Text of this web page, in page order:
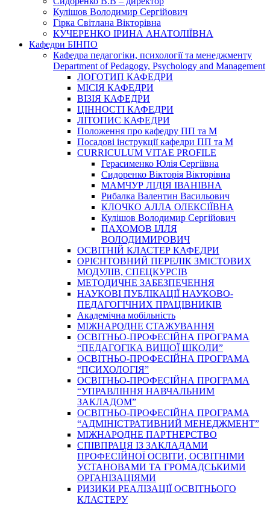
Кулішов Володимир Сергійович
Гірка Світлана Вікторівна
КУЧЕРЕНКО ІРИНА АНАТОЛІЇВНА
Кафедри БІНПО
Кафедра педагогіки, психології та менеджменту
Department of Pedagogy, Psychology and Management
ЛОГОТИП КАФЕДРИ
МІСІЯ КАФЕДРИ
ВІЗІЯ КАФЕДРИ
ЦІННОСТІ КАФЕДРИ
ЛІТОПИС КАФЕДРИ
Положення про кафедру ПП та М
Посадові інструкції кафедри ПП та М
CURRICULUM VITAE PROFILE
Герасименко Юлія Сергіївна
Сидоренко Вікторія Вікторівна
МАМЧУР ЛІДІЯ ІВАНІВНА
Рибалка Валентин Васильович
КЛОЧКО АЛЛА ОЛЕКСІЇВНА
Кулішов Володимир Сергійович
ПАХОМОВ ІЛЛЯ
ВОЛОДИМИРОВИЧ
ОСВІТНІЙ КЛАСТЕР КАФЕДРИ
ОРІЄНТОВНИЙ ПЕРЕЛІК ЗМІСТОВИХ
МОДУЛІВ, СПЕЦКУРСІВ
МЕТОДИЧНЕ ЗАБЕЗПЕЧЕННЯ
НАУКОВІ ПУБЛІКАЦІЇ НАУКОВО-
ПЕДАГОГІЧНИХ ПРАЦІВНИКІВ
Академічна мобільність
МІЖНАРОДНЕ СТАЖУВАННЯ
ОСВІТНЬО-ПРОФЕСІЙНА ПРОГРАМА
“ПЕДАГОГІКА ВИЩОЇ ШКОЛИ”
ОСВІТНЬО-ПРОФЕСІЙНА ПРОГРАМА
“ПСИХОЛОГІЯ”
ОСВІТНЬО-ПРОФЕСІЙНА ПРОГРАМА
“УПРАВЛІННЯ НАВЧАЛЬНИМ
ЗАКЛАДОМ”
ОСВІТНЬО-ПРОФЕСІЙНА ПРОГРАМА
“АДМІНІСТРАТИВНИЙ МЕНЕДЖМЕНТ”
МІЖНАРОДНЕ ПАРТНЕРСТВО
СПІВПРАЦЯ ІЗ ЗАКЛАДАМИ
ПРОФЕСІЙНОЇ ОСВІТИ, ОСВІТНІМИ
УСТАНОВАМИ ТА ГРОМАДСЬКИМИ
ОРГАНІЗАЦІЯМИ
РИЗИКИ РЕАЛІЗАЦІЇ ОСВІТНЬОГО
КЛАСТЕРУ